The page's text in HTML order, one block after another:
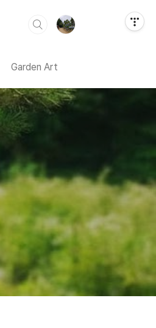
Garden Art